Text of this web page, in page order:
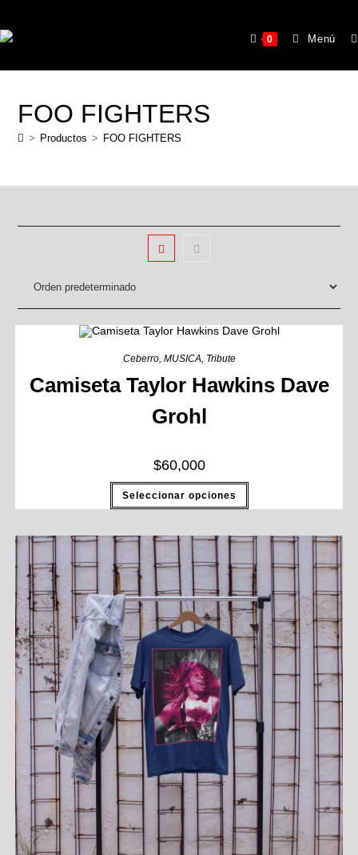
0 Menú
FOO FIGHTERS
> Productos > FOO FIGHTERS
Ceberro, MUSICA, Tribute
Camiseta Taylor Hawkins Dave
Grohl
$60,000
Seleccionar opciones